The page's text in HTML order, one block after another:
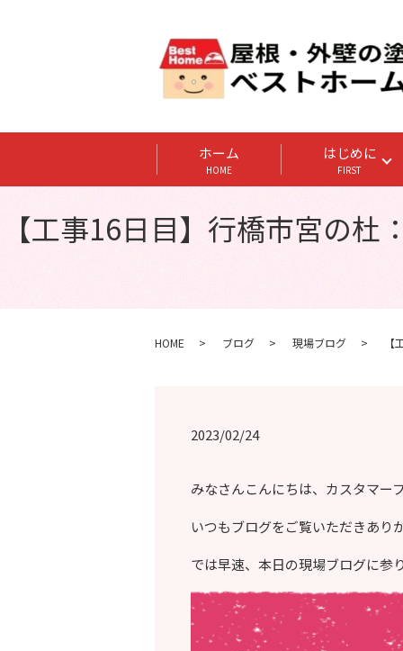
ホーム
HOME
はじめに
FIRST
【工事16日目】行橋市宮の
HOME ブログ 現場ブログ
2023/02/24
みなさんこんにちは、カスタマー
いつもブログをご覧いただきあり
では早速、本日の現場ブログに参